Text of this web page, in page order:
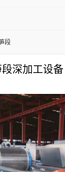
段
深加工设